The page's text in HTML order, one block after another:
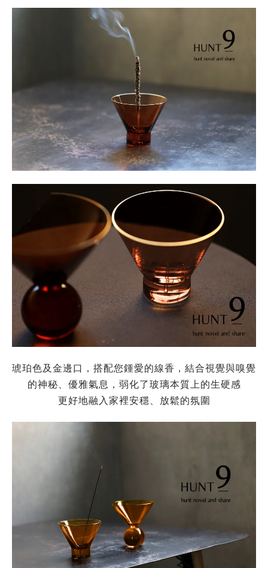
琥珀色及金邊口，搭配您鍾愛的線香，結合視覺與嗅覺
的神秘、優雅氣息，弱化了玻璃本質上的生硬感
更好地融入家裡安穩、放鬆的氛圍